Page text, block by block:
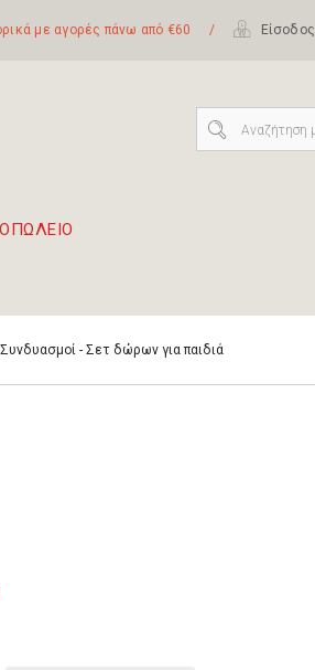
με αγορές πάνω από €60 / Είσοδος
- Σετ δώρων για παιδιά